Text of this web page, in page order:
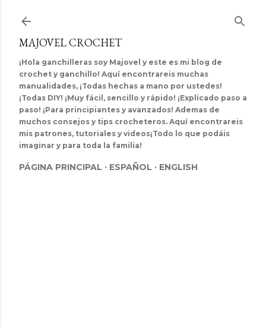
MAJOVEL CROCHET
¡Hola ganchilleras soy Majovel y este es mi blog de
crochet y ganchillo! Aquí encontrareis muchas
manualidades, ¡Todas hechas a mano por ustedes!
¡Todas DIY! ¡Muy fácil, sencillo y rápido! ¡Explicado paso a
paso! ¡Para principiantes y avanzados! Ademas de
muchos consejos y tips crocheteros. Aquí encontrareis
mis patrones, tutoriales y videos¡Todo lo que podáis
imaginar y para toda la familia!
PÁGINA PRINCIPAL ESPAÑOL ENGLISH